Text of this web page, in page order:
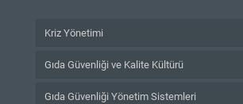
Kriz Yönetimi
Gıda Güvenliği ve Kalite Kültürü
Gıda Güvenliği Yönetim Sistemleri